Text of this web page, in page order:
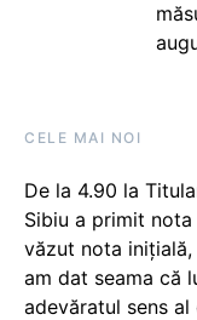
CELE MAI NOI
De la 4.90 la
Sibiu a primit
văzut nota
am dat seama că
adevăratul sens al